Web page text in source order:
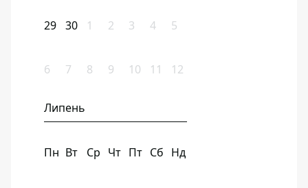
29 30 1 2 3 4 5
6 7 8 9 10 11 12
Липень
Пн Вт Ср Чт Пт Сб Нд